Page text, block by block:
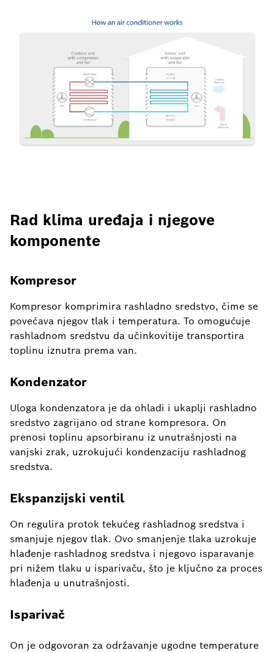
Rad klima uređaja i njegove
komponente
Kompresor
Kompresor komprimira rashladno sredstvo, čime se
povećava njegov tlak i temperatura. To omogućuje
rashladnom sredstvu da učinkovitije transportira
toplinu iznutra prema van.
Kondenzator
Uloga kondenzatora je da ohladi i ukaplji rashladno
sredstvo zagrijano od strane kompresora. On
prenosi toplinu apsorbiranu iz unutrašnjosti na
vanjski zrak, uzrokujući kondenzaciju rashladnog
sredstva.
Ekspanzijski ventil
On regulira protok tekućeg rashladnog sredstva i
smanjuje njegov tlak. Ovo smanjenje tlaka uzrokuje
hlađenje rashladnog sredstva i njegovo isparavanje
pri nižem tlaku u isparivaču, što je ključno za proces
hlađenja u unutrašnjosti.
Isparivač
On je odgovoran za održavanje ugodne temperature